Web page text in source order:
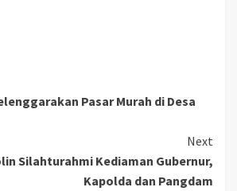
Pasar Murah di Desa
Next
Silahturahmi Kediaman Gubernur,
Kapolda dan Pangdam